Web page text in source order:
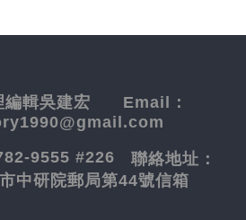
編輯吳建宏 Email：
9555 #226 聯絡地址：
中研院郵局第44號信箱